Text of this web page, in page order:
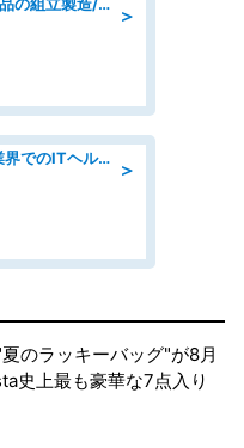
＞
デンソーの工場で自動車部品の組立製造/denso aichi
＞
ヘルプデスク/外資系保険業界でのITヘルプデスク業務/駅近/即日勤務可/ヘルプデスク
のラッキーバッグ"が8月
史上最も豪華な7点入り